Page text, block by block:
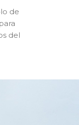
de
del